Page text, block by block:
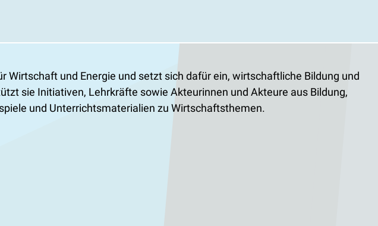
und Energie und setzt sich dafür ein, wirtschaftliche Bildung und
sie Initiativen, Lehrkräfte sowie Akteurinnen und Akteure aus Bildung,
und Unterrichtsmaterialien zu Wirtschaftsthemen.